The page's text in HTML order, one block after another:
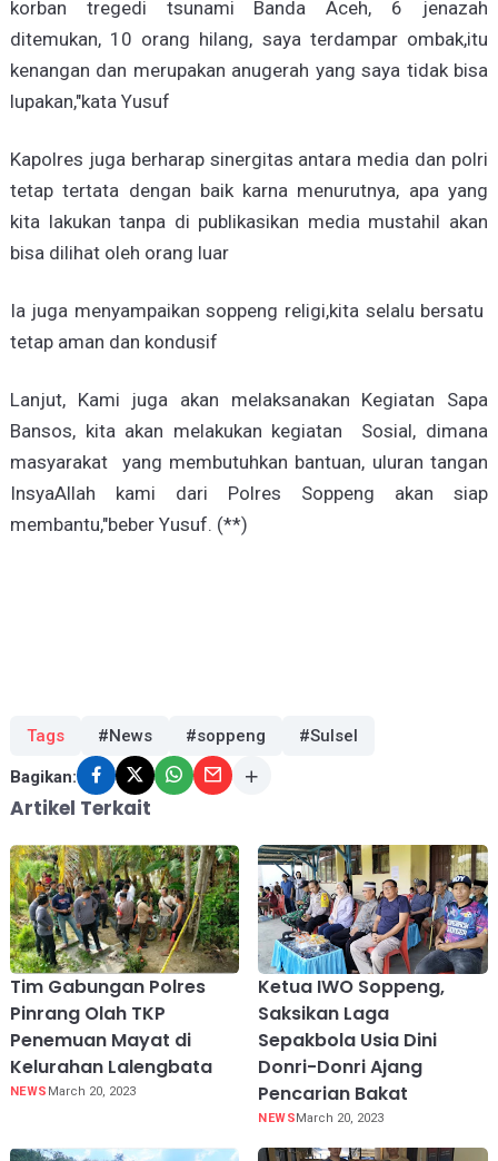
korban tregedi tsunami Banda Aceh, 6 jenazah
ditemukan, 10 orang hilang, saya terdampar ombak,itu
kenangan dan merupakan anugerah yang saya tidak bisa
lupakan,"kata Yusuf
Kapolres juga berharap sinergitas antara media dan polri
tetap tertata dengan baik karna menurutnya, apa yang
kita lakukan tanpa di publikasikan media mustahil akan
bisa dilihat oleh orang luar
Ia juga menyampaikan soppeng religi,kita selalu bersatu
tetap aman dan kondusif
Lanjut, Kami juga akan melaksanakan Kegiatan Sapa
Bansos, kita akan melakukan kegiatan Sosial, dimana
masyarakat yang membutuhkan bantuan, uluran tangan
InsyaAllah kami dari Polres Soppeng akan siap
membantu,"beber Yusuf. (**)
Tags #News #soppeng #Sulsel
Bagikan:
Artikel Terkait
Tim Gabungan Polres
Pinrang Olah TKP
Penemuan Mayat di
Kelurahan Lalengbata
NEWS March 20, 2023
Ketua IWO Soppeng,
Saksikan Laga
Sepakbola Usia Dini
Donri-Donri Ajang
Pencarian Bakat
NEWS March 20, 2023